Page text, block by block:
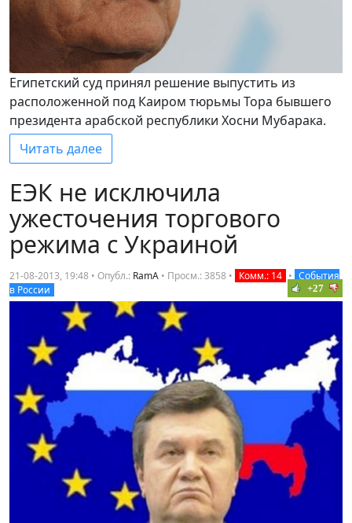
Египетский суд принял решение выпустить из
расположенной под Каиром тюрьмы Тора бывшего
президента арабской республики Хосни Мубарака.
Читать далее
ЕЭК не исключила
ужесточения торгового
режима с Украиной
21-08-2013, 19:48 • Опубл.: RamA • Просм.: 3858 • Комм.: 14 • События
в России
+27